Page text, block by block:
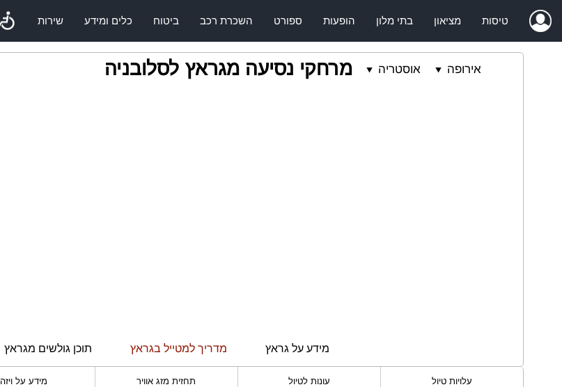
טיסות מציאון בתי מלון הופעות ספורט השכרת רכב ביטוח כלים ומידע שירות
אירופה ⯆ אוסטריה ⯆ מרחקי נסיעה מגראץ לסלובניה
מידע על גראץ מדריך למטייל בגראץ תוכן גולשים מגראץ
עלויות טיול עונות לטיול תחזית מזג אוויר מידע על ויזה